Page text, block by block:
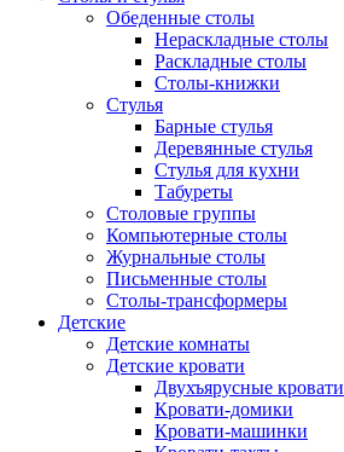
Обеденные столы
Нераскладные столы
Раскладные столы
Столы-книжки
Стулья
Барные стулья
Деревянные стулья
Стулья для кухни
Табуреты
Столовые группы
Компьютерные столы
Журнальные столы
Письменные столы
Столы-трансформеры
Детские
Детские комнаты
Детские кровати
Двухъярусные кровати
Кровати-домики
Кровати-машинки